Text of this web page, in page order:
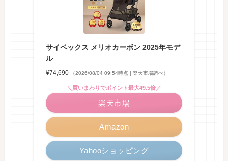
サイベックス メリオカーボン 2025年モデ
ル
¥74,690 （2026/08/04 09:54時点 | 楽天市場調べ）
Amazon
＼買いまわりでポイント最大49.5倍／
楽天市場
Yahooショッピング